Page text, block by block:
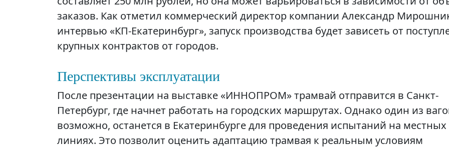
заказов. Как отметил коммерческий директор компании Александр
интервью «КП-Екатеринбург», запуск производства будет зависеть от
крупных контрактов от городов.
Перспективы эксплуатации
После презентации на выставке «ИННОПРОМ» трамвай отправится в Санкт-
Петербург, где начнет работать на городских маршрутах. Однако один из
возможно, останется в Екатеринбурге для проведения испытаний на местных
линиях. Это позволит оценить адаптацию трамвая к реальным условиям